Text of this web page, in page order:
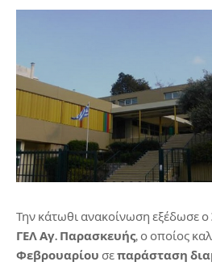
Την κάτωθι ανακοίνωση εξέδωσε ο
ΓΕΛ Αγ. Παρασκευής, ο οποίος
Φεβρουαρίου σεπαράσταση